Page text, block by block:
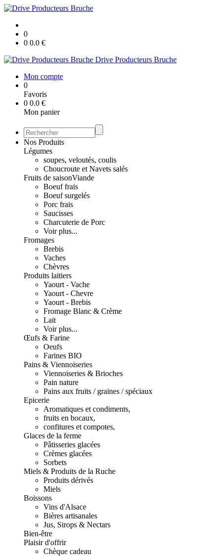
0
0 0.0 €
Drive Producteurs Bruche
Mon compte
0
Favoris
0 0.0 €
Mon panier
Nos Produits
Légumes
soupes, veloutés, coulis
Choucroute et Navets salés
Fruits de saisonViande
Boeuf frais
Boeuf surgelés
Porc frais
Saucisses
Charcuterie de Porc
Voir plus...
Fromages
Brebis
Vaches
Chèvres
Produits laitiers
Yaourt - Vache
Yaourt - Chevre
Yaourt - Brebis
Fromage Blanc & Crème
Lait
Voir plus...
Œufs & Farine
Oeufs
Farines BIO
Pains & Viennoiseries
Viennoiseries & Brioches
Pain nature
Pains aux fruits / graines / spéciaux
Epicerie
Aromatiques et condiments,
fruits en bocaux,
confitures et compotes,
Glaces de la ferme
Pâtisseries glacées
Crèmes glacées
Sorbets
Miels & Produits de la Ruche
Produits dérivés
Miels
Boissons
Vins d'Alsace
Bières artisanales
Jus, Sirops & Nectars
Bien-être
Plaisir d'offrir
Chèque cadeau